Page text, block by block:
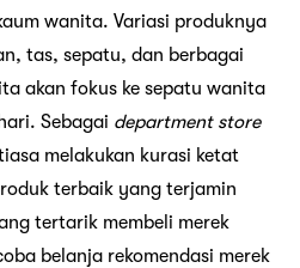
wanita. Variasi produknya
tas, sepatu, dan berbagai
akan fokus ke sepatu wanita
Sebagai department store
melakukan kurasi ketat
terbaik yang terjamin
tertarik membeli merek
belanja rekomendasi merek